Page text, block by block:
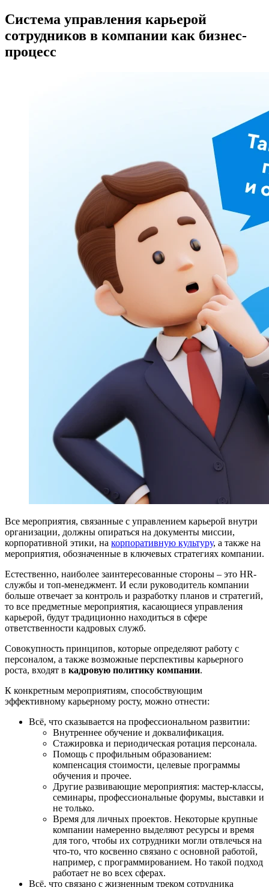
Система управления карьерой
сотрудников в компании как бизнес-
процесс
Все мероприятия, связанные с управлением карьерой внутри
организации, должны опираться на документы миссии,
корпоративной этики, на корпоративную культуру, а также на
мероприятия, обозначенные в ключевых стратегиях компании.
Естественно, наиболее заинтересованные стороны – это HR-
службы и топ-менеджмент. И если руководитель компании
больше отвечает за контроль и разработку планов и стратегий,
то все предметные мероприятия, касающиеся управления
карьерой, будут традиционно находиться в сфере
ответственности кадровых служб.
Совокупность принципов, которые определяют работу с
персоналом, а также возможные перспективы карьерного
роста, входят в кадровую политику компании.
К конкретным мероприятиям, способствующим
эффективному карьерному росту, можно отнести:
Всё, что сказывается на профессиональном развитии:
Внутреннее обучение и доквалификация.
Стажировка и периодическая ротация персонала.
Помощь с профильным образованием:
компенсация стоимости, целевые программы
обучения и прочее.
Другие развивающие мероприятия: мастер-классы,
семинары, профессиональные форумы, выставки и
не только.
Время для личных проектов. Некоторые крупные
компании намеренно выделяют ресурсы и время
для того, чтобы их сотрудники могли отвлечься на
что-то, что косвенно связано с основной работой,
например, с программированием. Но такой подход
работает не во всех сферах.
Всё, что связано с жизненным треком сотрудника